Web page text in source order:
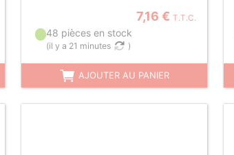
7,16 € T.T.C.
48 pièces en stock
(il y a 21 minutes )
AJOUTER AU PANIER